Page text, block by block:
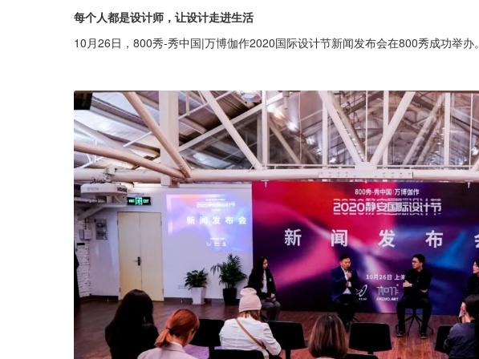
每个人都是设计师，让设计走进生活
10月26日，800秀-秀中国|万博伽作2020国际设计节新闻发布会在800秀成功举办。